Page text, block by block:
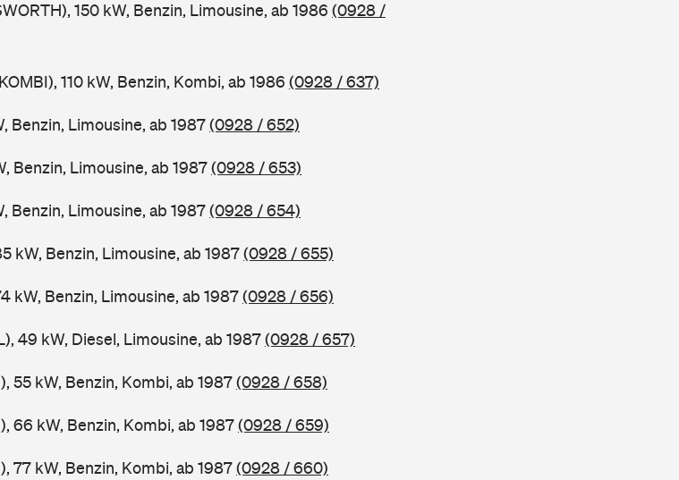
150 kW, Benzin, Limousine, ab 1986 (0928 /
110 kW, Benzin, Kombi, ab 1986 (0928 / 637)
Benzin, Limousine, ab 1987(0928 / 652)
Benzin, Limousine, ab 1987(0928 / 653)
Benzin, Limousine, ab 1987(0928 / 654)
kW, Benzin, Limousine, ab 1987(0928 / 655)
kW, Benzin, Limousine, ab 1987(0928 / 656)
49 kW, Diesel, Limousine, ab 1987(0928 / 657)
55 kW, Benzin, Kombi, ab 1987(0928 / 658)
66 kW, Benzin, Kombi, ab 1987(0928 / 659)
77 kW, Benzin, Kombi, ab 1987(0928 / 660)